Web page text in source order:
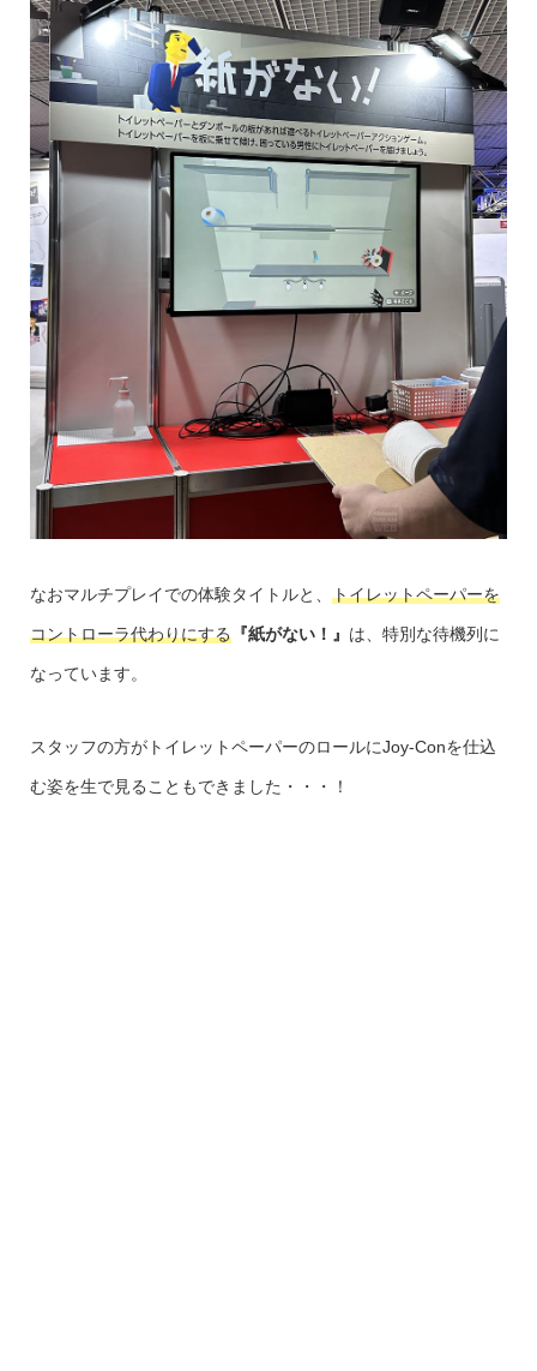
なおマルチプレイでの体験タイトルと、 トイレットペーパーを
コントローラ代わりにする『紙がない！』 は、特別な待機列に
なっています。
スタッフの方がトイレットペーパーのロールにJoy-Conを仕込
む姿を生で見ることもできました・・・！